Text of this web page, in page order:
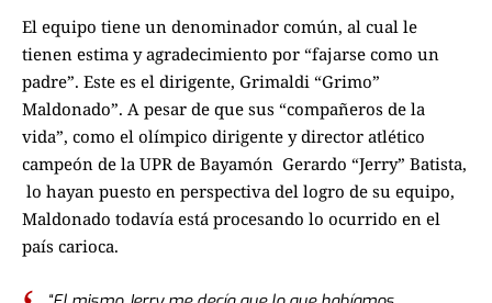
El equipo tiene un denominador común, al cual le
tienen estima y agradecimiento por “fajarse como un
padre”. Este es el dirigente, Grimaldi “Grimo”
Maldonado”. A pesar de que sus “compañeros de la
vida”, como el olímpico dirigente y director atlético
campeón de la UPR de Bayamón Gerardo “Jerry” Batista,
lo hayan puesto en perspectiva del logro de su equipo,
Maldonado todavía está procesando lo ocurrido en el
país carioca.